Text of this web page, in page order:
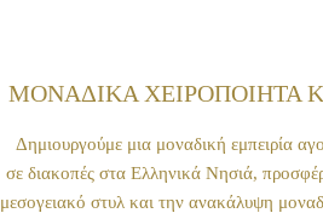
ΜΟΝΑΔΙΚΑ ΧΕΙΡΟΠΟΙΗΤΑ
Δημιουργούμε μια μοναδική εμπειρία
σε διακοπές στα Ελληνικά Νησιά,
μεσογειακό στυλ και την ανακάλυψη